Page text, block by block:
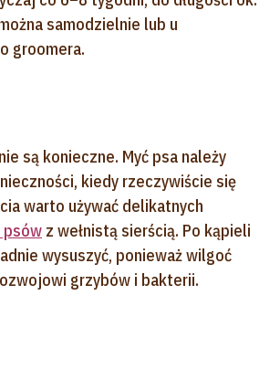
samodzielnie lub u
groomera.
są konieczne. Myć psa należy
kiedy rzeczywiście się
warto używać delikatnych
psów z wełnistą sierścią. Po kąpieli
wysuszyć, ponieważ wilgoć
grzybów i bakterii.